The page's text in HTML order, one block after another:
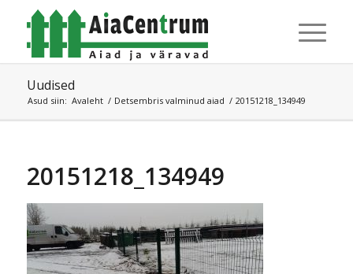
Uudised
Asud siin: Avaleht / Detsembris valminud aiad / 20151218_134949
20151218_134949